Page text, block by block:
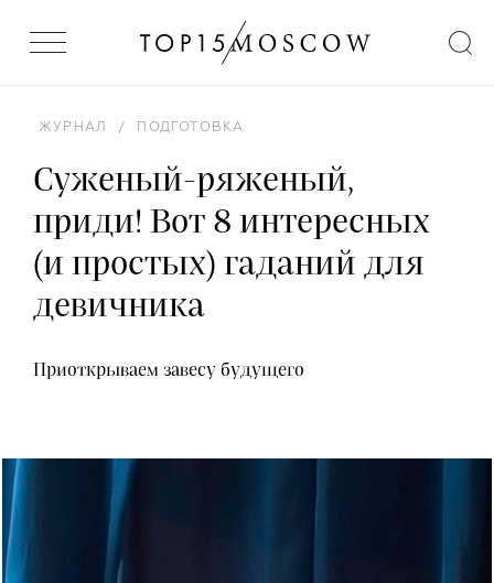
ЖУРНАЛ / ПОДГОТОВКА
Суженый-ряженый,
приди! Вот 8 интересных
(и простых) гаданий для
девичника
Приоткрываем завесу будущего